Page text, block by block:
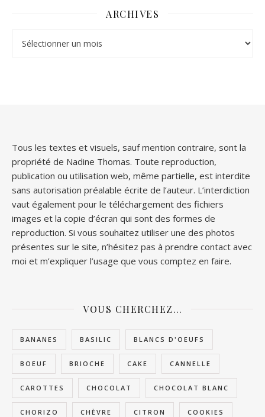
ARCHIVES
Tous les textes et visuels, sauf mention contraire, sont la
propriété de Nadine Thomas. Toute reproduction,
publication ou utilisation web, même partielle, est interdite
sans autorisation préalable écrite de l’auteur. L’interdiction
vaut également pour le téléchargement des fichiers
images et la copie d’écran qui sont des formes de
reproduction. Si vous souhaitez utiliser une des photos
présentes sur le site, n’hésitez pas à prendre contact avec
moi et m’expliquer l’usage que vous comptez en faire.
VOUS CHERCHEZ…
BANANES BASILIC BLANCS D'OEUFS
BOEUF BRIOCHE CAKE CANNELLE
CAROTTES CHOCOLAT CHOCOLAT BLANC
CHORIZO CHÈVRE CITRON COOKIES